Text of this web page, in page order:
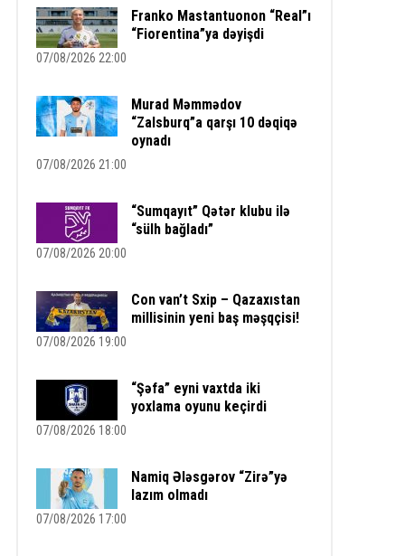
Franko Mastantuonon “Real”ı
“Fiorentina”ya dəyişdi
07/08/2026 22:00
Murad Məmmədov
“Zalsburq”a qarşı 10 dəqiqə
oynadı
07/08/2026 21:00
“Sumqayıt” Qətər klubu ilə
“sülh bağladı”
07/08/2026 20:00
Con van’t Sxip – Qazaxıstan
millisinin yeni baş məşqçisi!
07/08/2026 19:00
“Şəfa” eyni vaxtda iki
yoxlama oyunu keçirdi
07/08/2026 18:00
Namiq Ələsgərov “Zirə”yə
lazım olmadı
07/08/2026 17:00